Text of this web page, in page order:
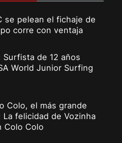
se pelean el fichaje de
corre con ventaja
de 12 años
World Junior Surfing
Colo, el más grande
felicidad de Vozinha
Colo Colo